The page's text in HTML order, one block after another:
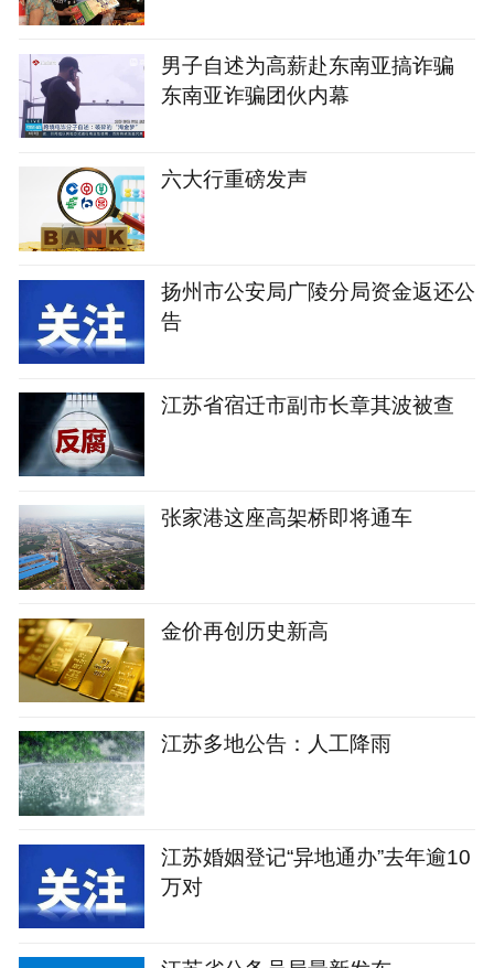
男子自述为高薪赴东南亚搞诈骗
东南亚诈骗团伙内幕
六大行重磅发声
扬州市公安局广陵分局资金返还公
告
江苏省宿迁市副市长章其波被查
张家港这座高架桥即将通车
金价再创历史新高
江苏多地公告：人工降雨
江苏婚姻登记“异地通办”去年逾10
万对